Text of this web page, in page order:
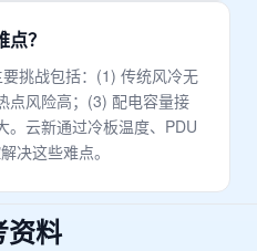
？
挑战包括：(1) 传统风冷无
点风险高；(3) 配电容量接
。云新通过冷板温度、PDU
决这些难点。
资料